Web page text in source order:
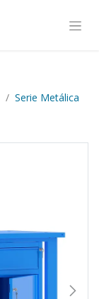
Serie Metálica